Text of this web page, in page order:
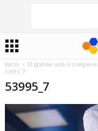
Inicio
El grafeno será el
53995_7
53995_7